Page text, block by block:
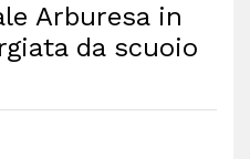
Arburesa in
da scuoio